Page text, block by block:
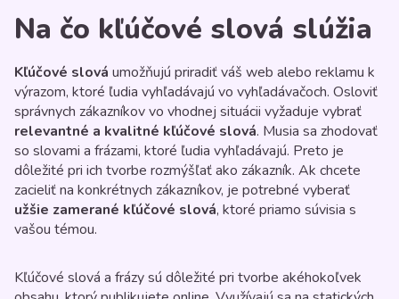
Na čo kľúčové slová slúžia
Kľúčové slová umožňujú priradiť váš web alebo reklamu k
výrazom, ktoré ľudia vyhľadávajú vo vyhľadávačoch. Osloviť
správnych zákazníkov vo vhodnej situácii vyžaduje vybrať
relevantné a kvalitné kľúčové slová. Musia sa zhodovať
so slovami a frázami, ktoré ľudia vyhľadávajú. Preto je
dôležité pri ich tvorbe rozmýšľať ako zákazník. Ak chcete
zacieliť na konkrétnych zákazníkov, je potrebné vyberať
užšie zamerané kľúčové slová, ktoré priamo súvisia s
vašou témou.
Kľúčové slová a frázy sú dôležité pri tvorbe akéhokoľvek